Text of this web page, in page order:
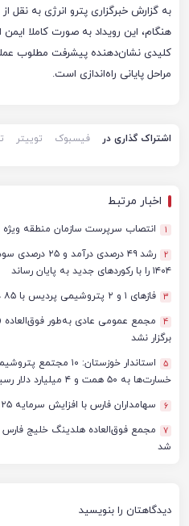
به گزارش خبرگزاری پترو انرژی به
هنگام، این رویداد به صورت کاملا
کلیدی نشان‌دهنده پیشرفت مطلوب
مراحل پایانی راه‌اندازی است.
اشتراک گذاری در فیسبوک توییتر
اخبار مرتبط
1 انتصاب سرپرست سازمان منطقه ویژه
2
رشد ۴۹ درصدی
۱۴۰۴ را با رکوردهای جدید به پایان رساند
3 فازهای ۱ و ۲ پتروشیمی پردیس با ۸۵ درصد ظرفیت به مدار تولید بازگشتند
4
مجمع عمومی عادی به‌طور
برگزار نشد
5
استاندار خوزستان:
خسارت‌ها به ۵۰ همت و ۴ میلیارد دلار رسید
6 سهامداران فارس با افزایش سرمایه ۲۵ هزار میلیارد تومانی موافقت کردند
7
شد
دیدگاهتان را بنویسید